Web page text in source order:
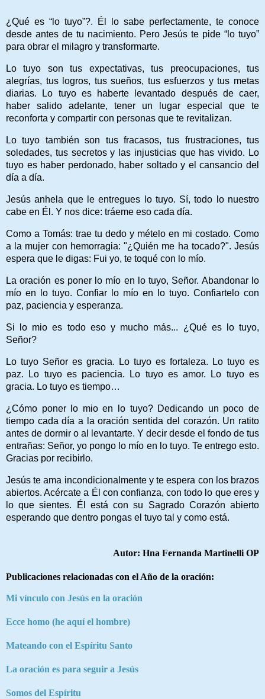
¿Qué es “lo tuyo”?. Él lo sabe perfectamente, te conoce
desde antes de tu nacimiento. Pero Jesús te pide “lo tuyo”
para obrar el milagro y transformarte.
Lo tuyo son tus expectativas, tus preocupaciones, tus
alegrías, tus logros, tus sueños, tus esfuerzos y tus metas
diarias. Lo tuyo es haberte levantado después de caer,
haber salido adelante, tener un lugar especial que te
reconforta y compartir con personas que te revitalizan.
Lo tuyo también son tus fracasos, tus frustraciones, tus
soledades, tus secretos y las injusticias que has vivido. Lo
tuyo es haber perdonado, haber soltado y el cansancio del
día a día.
Jesús anhela que le entregues lo tuyo. Sí, todo lo nuestro
cabe en Él. Y nos dice: tráeme eso cada día.
Como a Tomás: trae tu dedo y mételo en mi costado. Como
a la mujer con hemorragia: "¿Quién me ha tocado?". Jesús
espera que le digas: Fui yo, te toqué con lo mío.
La oración es poner lo mío en lo tuyo, Señor. Abandonar lo
mío en lo tuyo. Confiar lo mío en lo tuyo. Confiartelo con
paz, paciencia y esperanza.
Si lo mio es todo eso y mucho más... ¿Qué es lo tuyo,
Señor?
Lo tuyo Señor es gracia. Lo tuyo es fortaleza. Lo tuyo es
paz. Lo tuyo es paciencia. Lo tuyo es amor. Lo tuyo es
gracia. Lo tuyo es tiempo…
¿Cómo poner lo mio en lo tuyo? Dedicando un poco de
tiempo cada día a la oración sentida del corazón. Un ratito
antes de dormir o al levantarte. Y decir desde el fondo de tus
entrañas: Señor, yo pongo lo mío en lo tuyo. Te entrego esto.
Gracias por recibirlo.
Jesús te ama incondicionalmente y te espera con los brazos
abiertos. Acércate a Él con confianza, con todo lo que eres y
lo que sientes. Él está con su Sagrado Corazón abierto
esperando que dentro pongas el tuyo tal y como está.
Autor: Hna Fernanda Martinelli OP
Publicaciones relacionadas con el Año de la oración:
Mi vínculo con Jesús en la oración
Ecce homo (he aquí el hombre)
Mateando con el Espíritu Santo
La oración es para seguir a Jesús
Somos del Espíritu